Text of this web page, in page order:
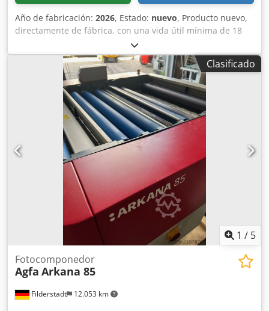
Año de fabricación: 2026, Estado: nuevo, Producto nuevo,
directamente de fábrica, con una vida útil mínima de 18
meses. Cedpfeb Rlbbjx Ahajha Película AGFA / ECO3 HNS
600BD, 355 mm x 60 m Ancho: 35,5 cm, longitud: 60 m
Especificación: 600 BD Código: 4LGHF Compatible con
muchos equipos de exposición, por ejemplo, AccuSet y
Avantra 25 / 30 con diodo láser de luz roja de 650-670 nm.
Clasificado
1 / 5
Filderstadt 12.053 km
Fotocomponedor
Agfa Arkana 85